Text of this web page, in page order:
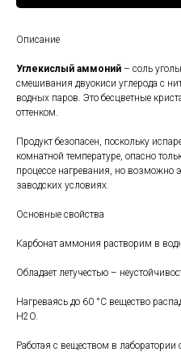
Описание
Углекислый аммоний – соль
смешивания двуокиси углерода с
водных паров. Это бесцветные
оттенком.
Продукт безопасен, поскольку
комнатной температуре, опасно
процессе нагревания, но возможно
заводских условиях.
Основные свойства
Карбонат аммония растворим в
Обладает летучестью –
Нагреваясь до 60 °С вещество
H2O.
Работая с веществом в лаборатории